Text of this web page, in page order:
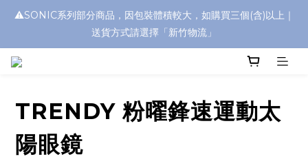
浮水太陽眼鏡🌊 全面升級新上市🎉
⚠️SONIC系列部分商品，因包裝體積較大，如購買三個(含)以上｜
送貨方式請選擇「新竹物流」
TRENDY 粉曜鋒速運動太
陽眼鏡